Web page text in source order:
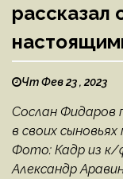
рассказал
Чт Фев 23 , 2023
Сослан Фидаров
в своих
Фото: Кадр из к/
Александр